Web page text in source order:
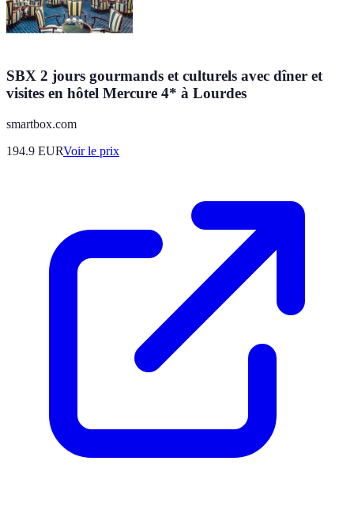
SBX 2 jours gourmands et culturels avec dîner et
visites en hôtel Mercure 4* à Lourdes
smartbox.com
194.9 EURVoir le prix